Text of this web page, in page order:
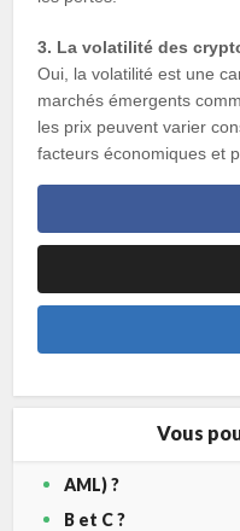
3. La volatilité des
Oui, la volatilité est une
marchés émergents
les prix peuvent varier
facteurs économiques et
Vous
AML) ?
B et C ?